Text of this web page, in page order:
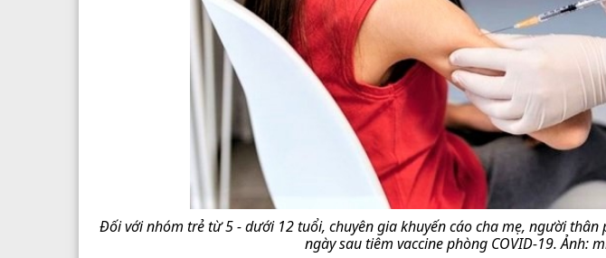
Đối với nhóm trẻ từ 5 - dưới 12 tuổi, chuyên gia khuyến cáo cha mẹ, người
ngày sau tiêm vaccine phòng COVID-19. Ảnh: